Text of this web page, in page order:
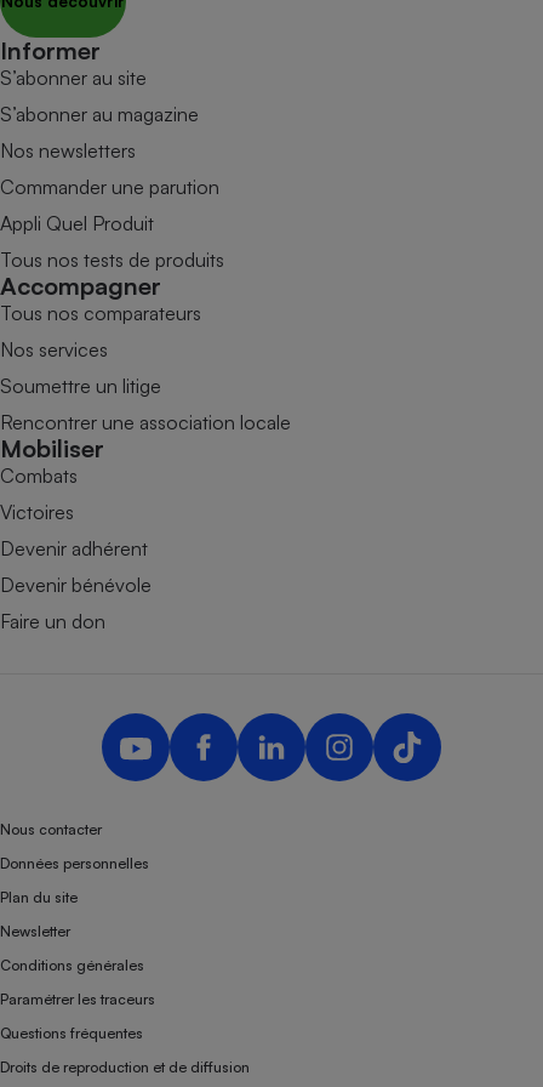
Informer
S’abonner au site
S’abonner au magazine
Nos newsletters
Commander une parution
Appli Quel Produit
Tous nos tests de produits
Accompagner
Tous nos comparateurs
Nos services
Soumettre un litige
Rencontrer une association locale
Mobiliser
Combats
Victoires
Devenir adhérent
Devenir bénévole
Faire un don
Nous contacter
Données personnelles
Plan du site
Newsletter
Conditions générales
Paramétrer les traceurs
Questions fréquentes
Droits de reproduction et de diffusion